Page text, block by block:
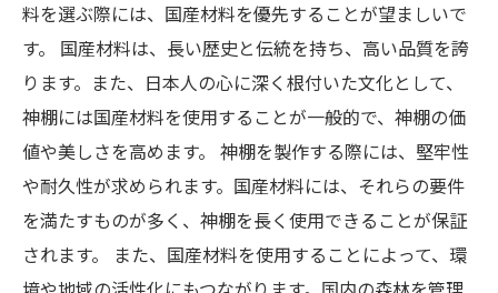
料を選ぶ際には、国産材料を優先することが望ましいで
す。 国産材料は、長い歴史と伝統を持ち、高い品質を誇
ります。また、日本人の心に深く根付いた文化として、
神棚には国産材料を使用することが一般的で、神棚の価
値や美しさを高めます。 神棚を製作する際には、堅牢性
や耐久性が求められます。国産材料には、それらの要件
を満たすものが多く、神棚を長く使用できることが保証
されます。 また、国産材料を使用することによって、環